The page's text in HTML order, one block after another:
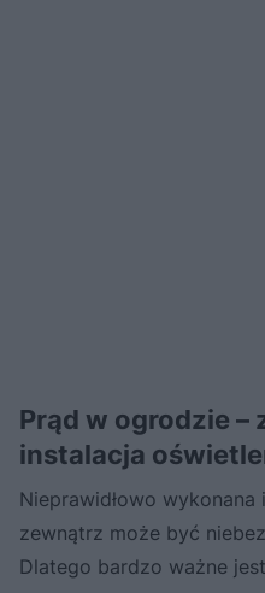
Prąd w ogrodzie –
instalacja
Nieprawidłowo
zewnątrz może być
Dlatego bardzo ważne